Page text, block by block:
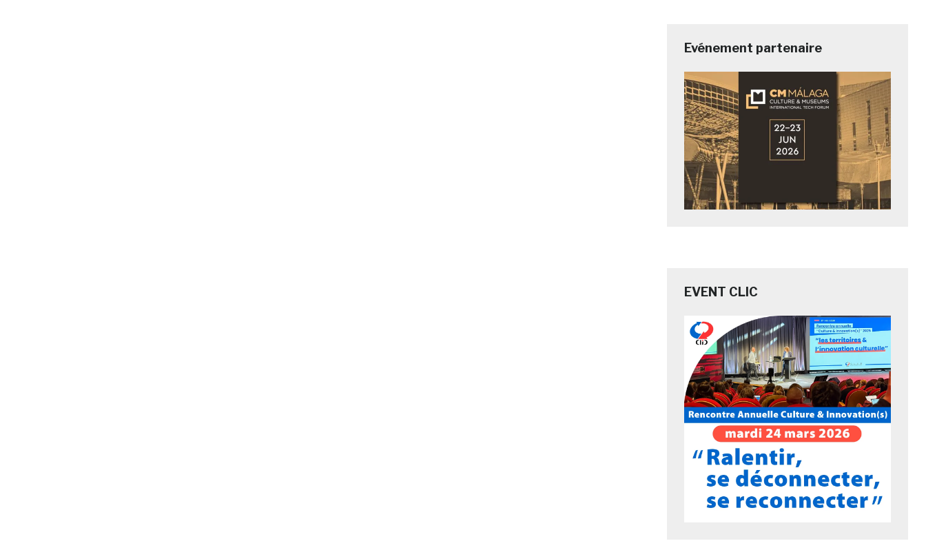
Evénement partenaire
EVENT CLIC